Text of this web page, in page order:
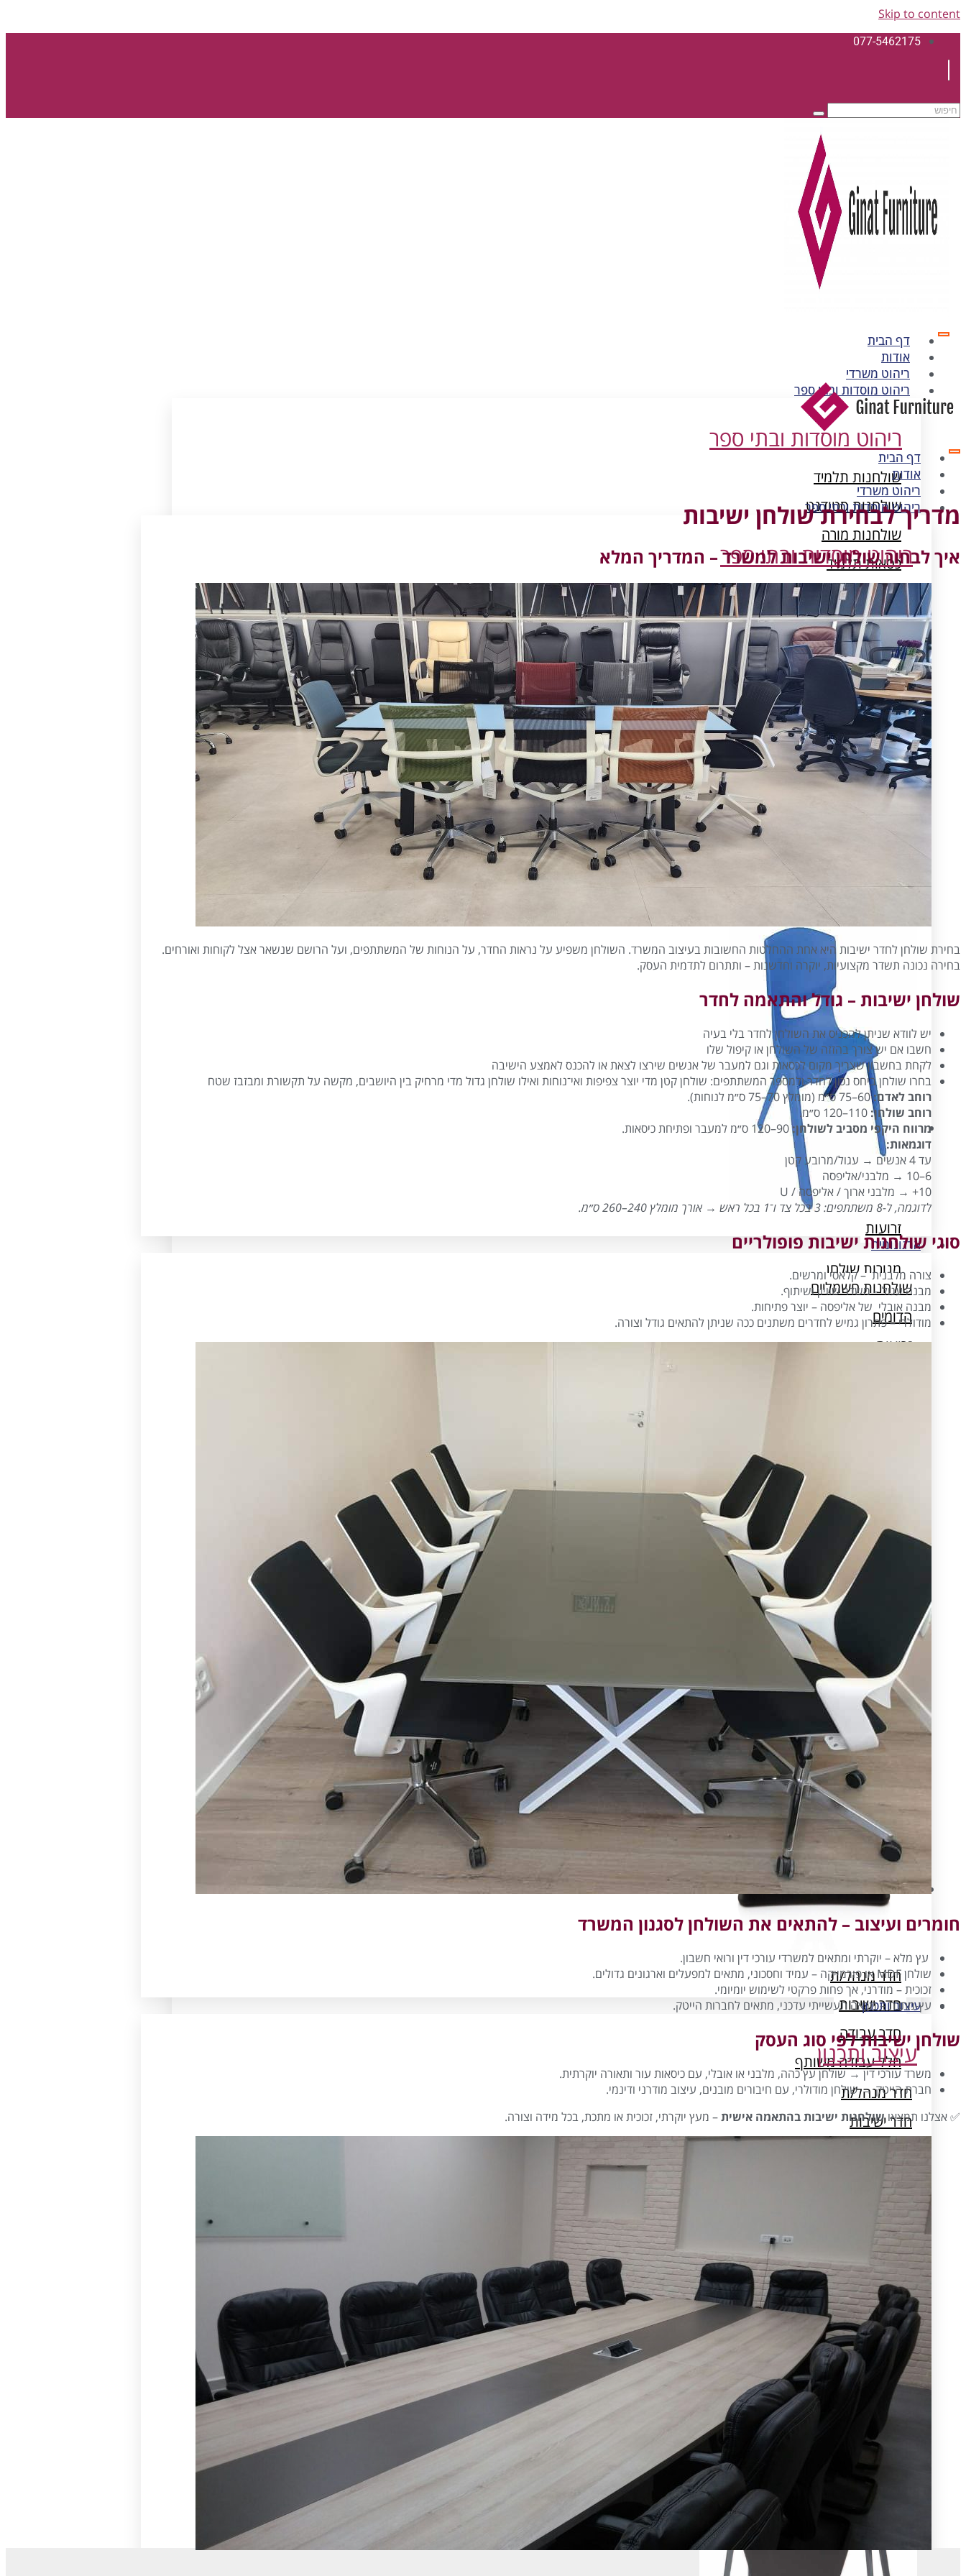
Skip to content
077-5462175
דף הבית
אודות
ריהוט משרדי
ריהוט מוסדות ובתי ספר
ריהוט מוסדות ובתי ספר
שולחנות תלמיד
שולחנות סטודנט
שולחנות מורה
כסאות תלמיד
ארונות מתכת
כוורות
לוקרים
ריהוט לחדר מורים
מרחבי למידה
ריהוט לספריה
ארגונומיה
שולחנות חשמליים
הדומים
זרועות
מנורות שולחן
מעמדים למחשב וטאבלט
עיצוב ותכנון
עיצוב ותכנון
חדר מנהל/ת
חדר ישיבות
חדר עבודה
חלל עבודה משותף
Open Space
פינות המתנה
חדרי ארכיון ואחסון
דף הבית
אודות
ריהוט משרדי
ריהוט מוסדות ובתי ספר
ריהוט מוסדות ובתי ספר
שולחנות תלמיד
שולחנות סטודנט
שולחנות מורה
כסאות תלמיד
ארונות מתכת
מרחבי למידה
שולחן מעבדה
ארגונומיה
שולחנות חשמליים
הדומים
זרועות
עיצוב ותכנון
עיצוב ותכנון
חדר מנהל/ת
חדר ישיבות
חלל עבודה משותף
Open Space
פינות המתנה
חדרי ארכיון ואחסון
מדריך לבחירת שולחן ישיבות
איך לבחור שולחן ישיבות למשרד – המדריך המלא
בחירת שולחן לחדר ישיבות היא אחת ההחלטות החשובות בעיצוב המשרד. השולחן משפיע על נראות החדר, על הנוחות של המשתתפים, ועל הרושם שנשאר אצל לקוחות ואורחים.
בחירה נכונה תשדר מקצועיות, יוקרה וחדשנות – ותתרום לתדמית העסק.
שולחן ישיבות – גודל והתאמה לחדר
יש לוודא שניתן להכניס את השולחן לחדר בלי בעיה
חשבו אם יש צורך בהזזה של השולחן או קיפול שלו
לקחת בחשבון שצריך מקום לכסאות וגם למעבר של אנשים שירצו לצאת או להכנס לאמצע הישיבה
בחרו שולחן ביחס נכון לחדר ולמספר המשתתפים: שולחן קטן מדי יוצר צפיפות ואי־נוחות ואילו שולחן גדול מדי מרחיק בין היושבים, מקשה על תקשורת ומבזבז שטח
רוחב לאדם:60–75 ס״מ (מומלץ 70–75 ס״מ לנוחות).
רוחב שולחן:
מרווח היקפי מסביב לשולחן:90–120 ס״מ למעבר ופתיחת כיסאות.
דוגמאות:
עד 4 אנשים → עגול/מרובע קטן
6–10 → מלבני/אליפסה
10+ → מלבני ארוך / אליפסה / U
לדוגמה, ל-8 משתתפים: 3 בכל צד ו־1 בכל ראש → אורך מומלץ 240–260 ס״מ.
סוגי שולחנות ישיבות פופולריים
צורה מלבנית – קלאסי ומרשים.
מבנה עגול – משדר שוויון ושיתוף.
מבנה אובלי של אליפסה – יוצר פתיחות.
מודולרי – פתרון גמיש לחדרים משתנים ככה שניתן להתאים גודל וצורה.
חומרים ועיצוב – להתאים את השולחן לסגנון המשרד
עץ מלא – יוקרתי ומתאים למשרדי עורכי דין ורואי חשבון.
שולחן MDF או פורמייקה – עמיד וחסכוני, מתאים למפעלים וארגונים גדולים.
זכוכית – מודרני, אך פחות פרקטי לשימוש יומיומי.
עץ-מתכת – מראה תעשייתי עדכני, מתאים לחברות הייטק.
שולחן ישיבות לפי סוג העסק
משרד עורכי דין → שולחן עץ כהה, מלבני או אובלי, עם כיסאות עור ותאורה יוקרתית.
חברת הייטק → שולחן מודולרי, עם חיבורים מובנים, עיצוב מודרני ודינמי.
✅ אצלנו תמצאושולחנות ישיבות בהתאמה אישית– מעץ יוקרתי, זכוכית או מתכת, בכל מידה וצורה.